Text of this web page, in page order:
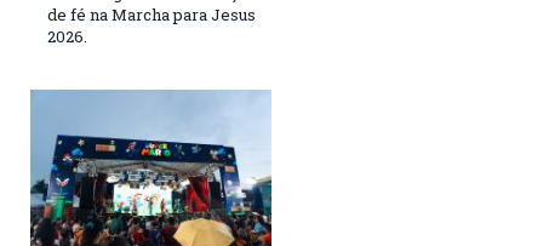
de fé na Marcha para Jesus
2026.